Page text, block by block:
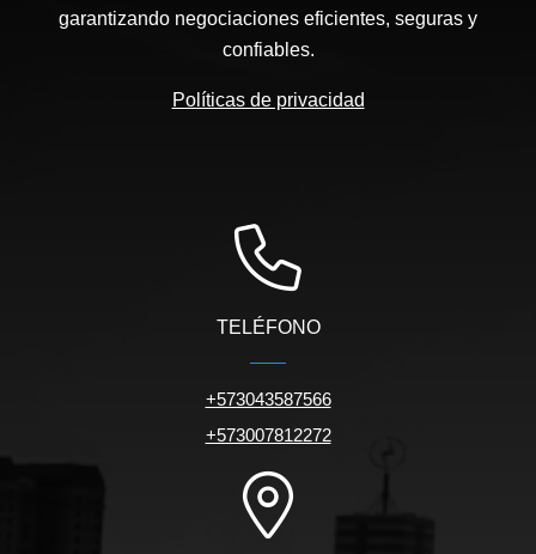
garantizando negociaciones eficientes, seguras y
confiables.
Políticas de privacidad
TELÉFONO
+573043587566
+573007812272